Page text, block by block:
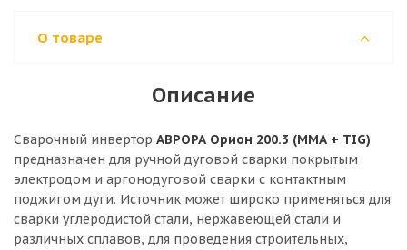
О товаре
Описание
Сварочный инвертор АВРОРА Орион 200.3 (ММА + TIG)
предназначен для ручной дуговой сварки покрытым
электродом и аргонодуговой сварки с контактным
поджигом дуги. Источник может широко применяться для
сварки углеродистой стали, нержавеющей стали и
различных сплавов, для проведения строительных,